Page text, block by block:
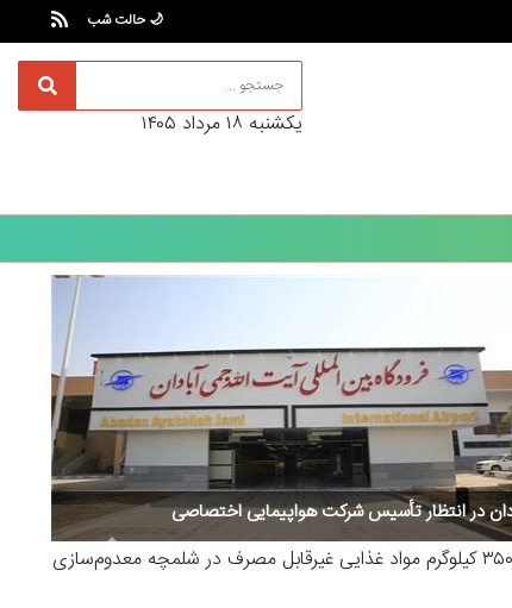
🌙 حالت شب
يکشنبه ۱۸ مرداد ۱۴۰۵
انتظار تأسیس شرکت هواپیمایی اختصاصی
Next